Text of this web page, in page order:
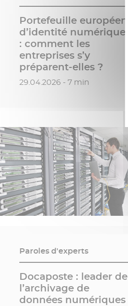
Portefeuille européen
d’identité numérique
: comment les
entreprises s’y
préparent-elles ?
Date de publication
29.04.2026 - 7 min
Paroles d'experts
Docaposte : leader de
l’archivage de
données numériques